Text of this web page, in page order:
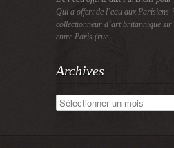
Qui a offert de l’eau aux Parisiens
collectionneur d’art britannique sir
entre Paris (rue
Archives
Archives